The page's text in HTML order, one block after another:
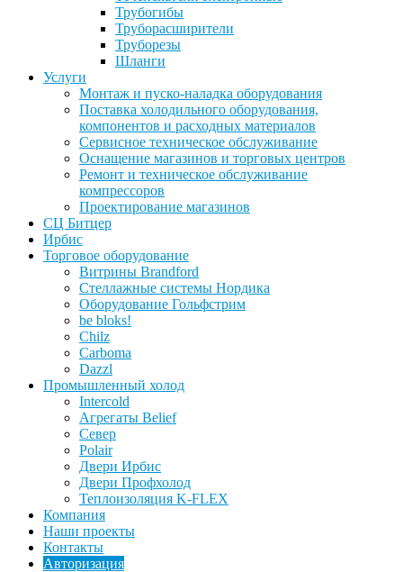
Трубогибы
Труборасширители
Труборезы
Шланги
Услуги
Монтаж и пуско-наладка оборудования
Поставка холодильного оборудования,
компонентов и расходных материалов
Сервисное техническое обслуживание
Оснащение магазинов и торговых центров
Ремонт и техническое обслуживание
компрессоров
Проектирование магазинов
СЦ Битцер
Ирбис
Торговое оборудование
Витрины Brandford
Стеллажные системы Нордика
Оборудование Гольфстрим
be bloks!
Chilz
Carboma
Dazzl
Промышленный холод
Intercold
Агрегаты Belief
Север
Polair
Двери Ирбис
Двери Профхолод
Теплоизоляция K-FLEX
Компания
Наши проекты
Контакты
Авторизация